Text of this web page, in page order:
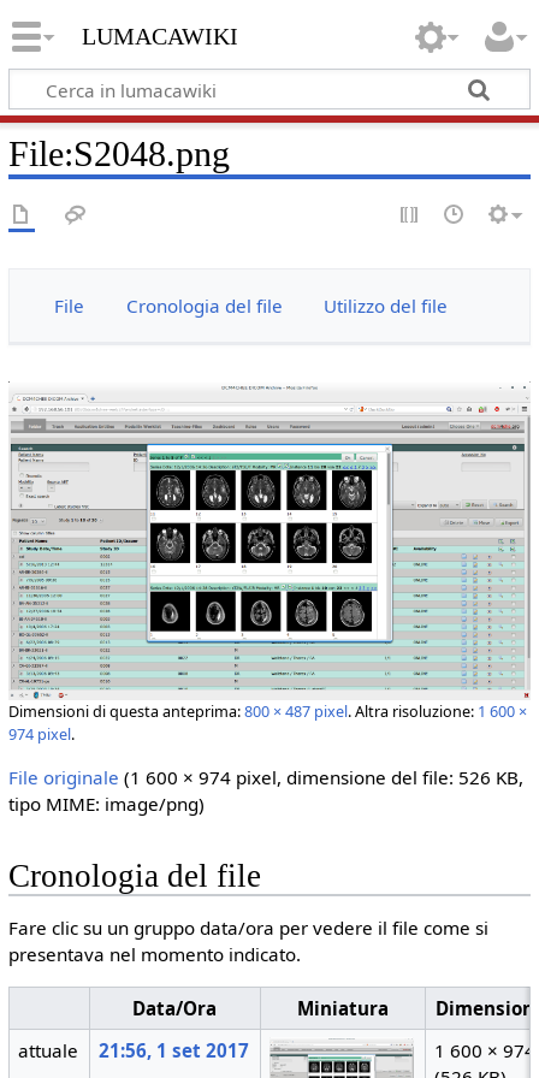
lumacawiki
File:S2048.png
File Cronologia del file Utilizzo del file
Dimensioni di questa anteprima:800 × 487 pixel.Altra risoluzione: 1 600 ×
974 pixel.
File originale (1 600 × 974 pixel, dimensione del file: 526 KB,
tipo MIME: image/png)
Cronologia del file
Fare clic su un gruppo data/ora per vedere il file come si
presentava nel momento indicato.
Data/Ora Miniatura
Dimensioni
attuale
21:56, 1 set 2017
1 600 × 974